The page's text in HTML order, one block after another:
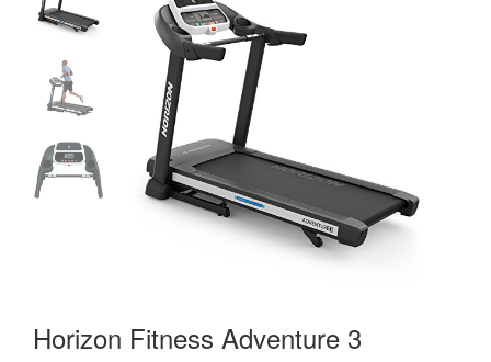
Horizon Fitness Adventure 3